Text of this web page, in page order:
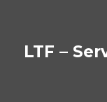
LTF –